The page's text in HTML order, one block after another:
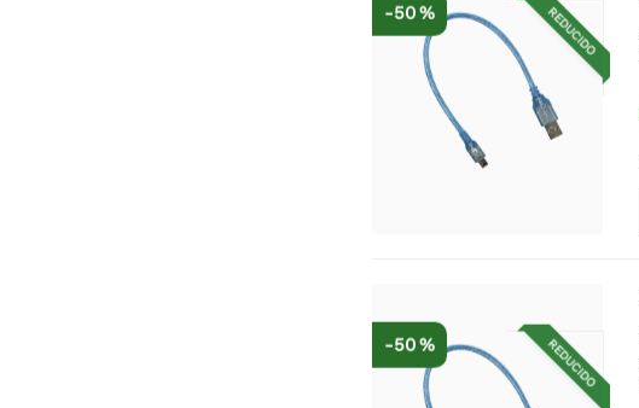
REDUCIDO
-50 %
REDUCIDO
-50 %